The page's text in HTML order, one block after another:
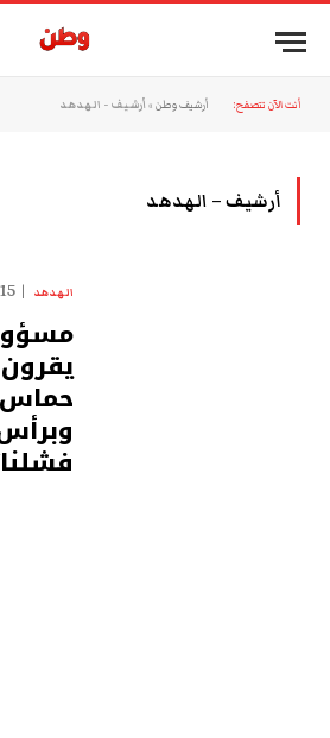
أنت الآن تتصفح: أرشيف وطن » أرشيف - الهدهد
أرشيف – الهدهد
الهدهد 15 أكتوبر، 2023